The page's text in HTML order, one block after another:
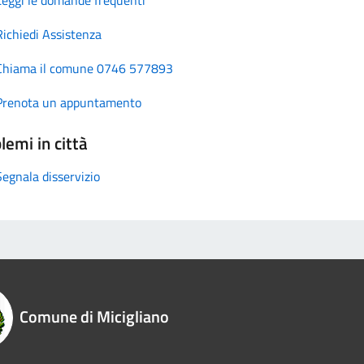
Assistenza
il comune 0746 577893
un appuntamento
in città
disservizio
Comune di Micigliano